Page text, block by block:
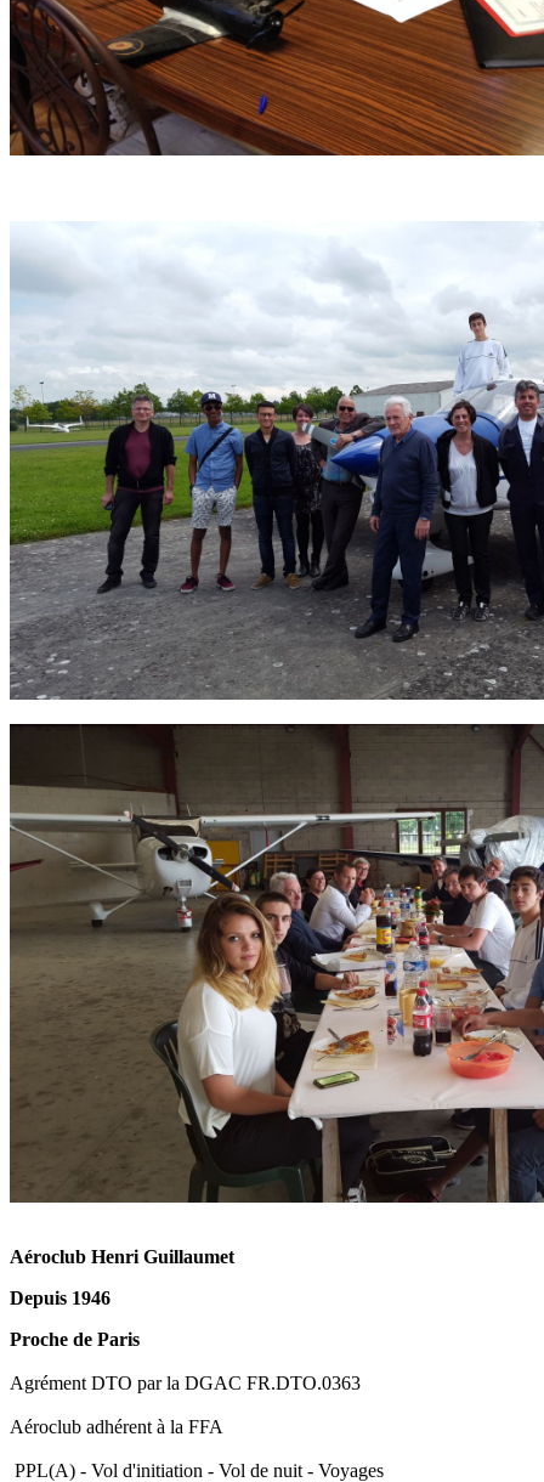
Aéroclub Henri Guillaumet
Depuis 1946
Proche de Paris
Agrément DTO par la DGAC FR.DTO.0363
Aéroclub adhérent à la FFA
PPL(A) - Vol d'initiation - Vol de nuit - Voyages